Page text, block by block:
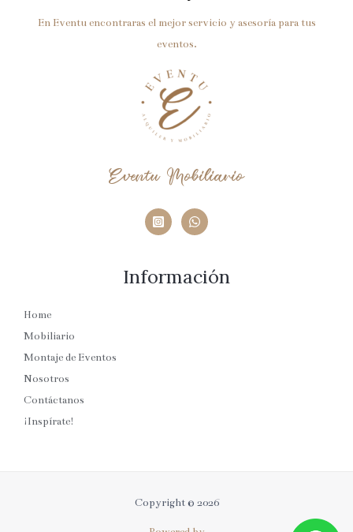
En Eventu encontraras el mejor servicio y asesoría para tus
eventos.
Eventu Mobiliario
Información
Home
Mobiliario
Montaje de Eventos
Nosotros
Contáctanos
¡Inspírate!
Copyright © 2026